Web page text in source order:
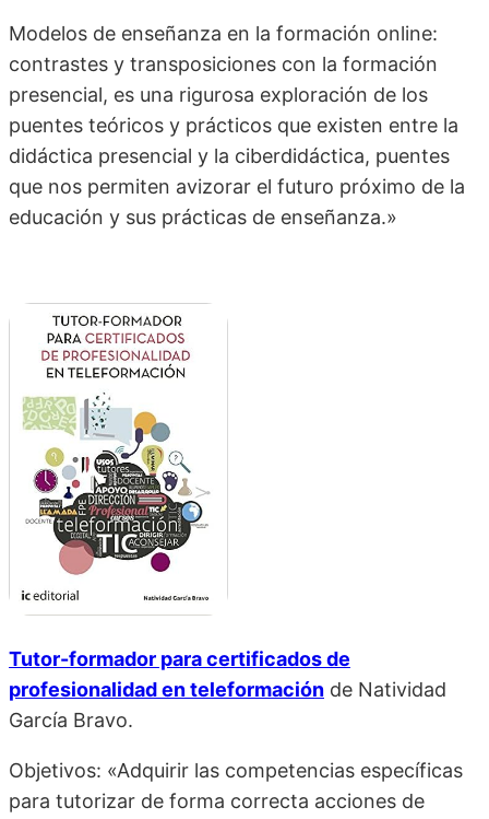
Modelos de enseñanza en la formación online:
contrastes y transposiciones con la formación
presencial, es una rigurosa exploración de los
puentes teóricos y prácticos que existen entre la
didáctica presencial y la ciberdidáctica, puentes
que nos permiten avizorar el futuro próximo de la
educación y sus prácticas de enseñanza.»
Tutor-formador para certificados de
profesionalidad en teleformación de Natividad
García Bravo.
Objetivos: «Adquirir las competencias específicas
para tutorizar de forma correcta acciones de